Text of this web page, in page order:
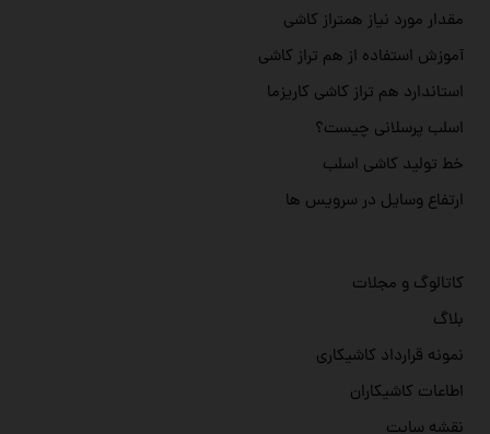
کاتالوگ و مجلات
بلاگ
نمونه قرارداد کاشیکاری
اطاعات کاشیکاران
مقدار مورد نیاز همتراز کاشی
آموزش استفاده از هم تراز کاشی
استاندارد هم تراز کاشی کاریزما
اسلب پرسلانی چیست؟
خط تولید کاشی اسلب
ارتفاع وسایل در سرویس ها